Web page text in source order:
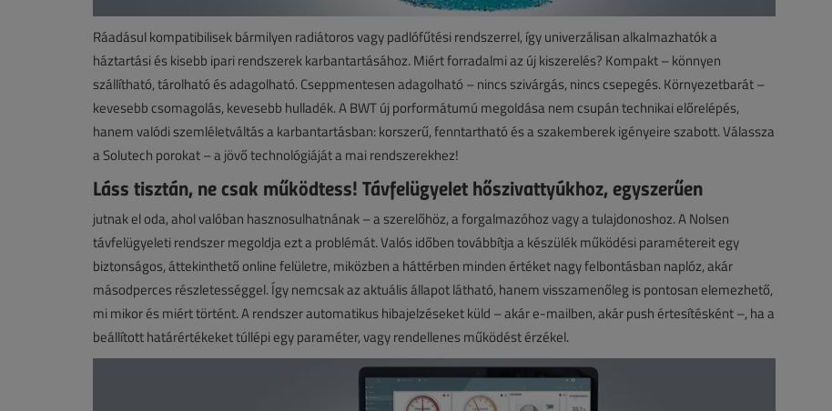
Ráadásul kompatibilisek bármilyen radiátoros vagy padlófűtési rendszerrel, így univerzálisan alkalmazhatók a
háztartási és kisebb ipari rendszerek karbantartásához. Miért forradalmi az új kiszerelés? Kompakt – könnyen
szállítható, tárolható és adagolható. Cseppmentesen adagolható – nincs szivárgás, nincs csepegés. Környezetbarát –
kevesebb csomagolás, kevesebb hulladék. A BWT új porformátumú megoldása nem csupán technikai előrelépés,
hanem valódi szemléletváltás a karbantartásban: korszerű, fenntartható és a szakemberek igényeire szabott. Válassza
a Solutech porokat – a jövő technológiáját a mai rendszerekhez!
Láss tisztán, ne csak működtess! Távfelügyelet hőszivattyúkhoz, egyszerűen
jutnak el oda, ahol valóban hasznosulhatnának – a szerelőhöz, a forgalmazóhoz vagy a tulajdonoshoz. A Nolsen
távfelügyeleti rendszer megoldja ezt a problémát. Valós időben továbbítja a készülék működési paramétereit egy
biztonságos, áttekinthető online felületre, miközben a háttérben minden értéket nagy felbontásban naplóz, akár
másodperces részletességgel. Így nemcsak az aktuális állapot látható, hanem visszamenőleg is pontosan elemezhető,
mi mikor és miért történt. A rendszer automatikus hibajelzéseket küld – akár e-mailben, akár push értesítésként –, ha a
beállított határértékeket túllépi egy paraméter, vagy rendellenes működést érzékel.